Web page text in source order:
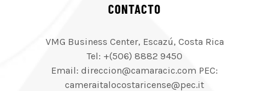
CONTACTO
VMG Business Center, Escazú, Costa Rica
Tel: +(506) 8882 9450
Email: direccion@camaracic.com PEC:
cameraitalocostaricense@pec.it